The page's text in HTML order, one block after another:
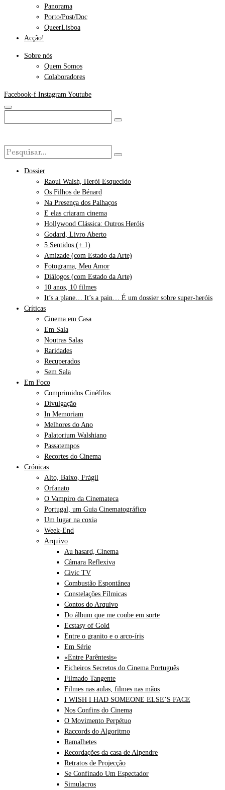
Panorama
Porto/Post/Doc
QueerLisboa
Acção!
Sobre nós
Quem Somos
Colaboradores
Facebook-f Instagram Youtube
Dossier
Raoul Walsh, Herói Esquecido
Os Filhos de Bénard
Na Presença dos Palhaços
E elas criaram cinema
Hollywood Clássica: Outros Heróis
Godard, Livro Aberto
5 Sentidos (+ 1)
Amizade (com Estado da Arte)
Fotograma, Meu Amor
Diálogos (com Estado da Arte)
10 anos, 10 filmes
It’s a plane… It’s a pain… É um dossier sobre super-heróis
Críticas
Cinema em Casa
Em Sala
Noutras Salas
Raridades
Recuperados
Sem Sala
Em Foco
Comprimidos Cinéfilos
Divulgação
In Memoriam
Melhores do Ano
Palatorium Walshiano
Passatempos
Recortes do Cinema
Crónicas
Alto, Baixo, Frágil
Orfanato
O Vampiro da Cinemateca
Portugal, um Guia Cinematográfico
Um lugar na coxia
Week-End
Arquivo
Au hasard, Cinema
Câmara Reflexiva
Civic TV
Combustão Espontânea
Constelações Fílmicas
Contos do Arquivo
Do álbum que me coube em sorte
Ecstasy of Gold
Entre o granito e o arco-íris
Em Série
«Entre Parêntesis»
Ficheiros Secretos do Cinema Português
Filmado Tangente
Filmes nas aulas, filmes nas mãos
I WISH I HAD SOMEONE ELSE’S FACE
Nos Confins do Cinema
O Movimento Perpétuo
Raccords do Algoritmo
Ramalhetes
Recordações da casa de Alpendre
Retratos de Projecção
Se Confinado Um Espectador
Simulacros